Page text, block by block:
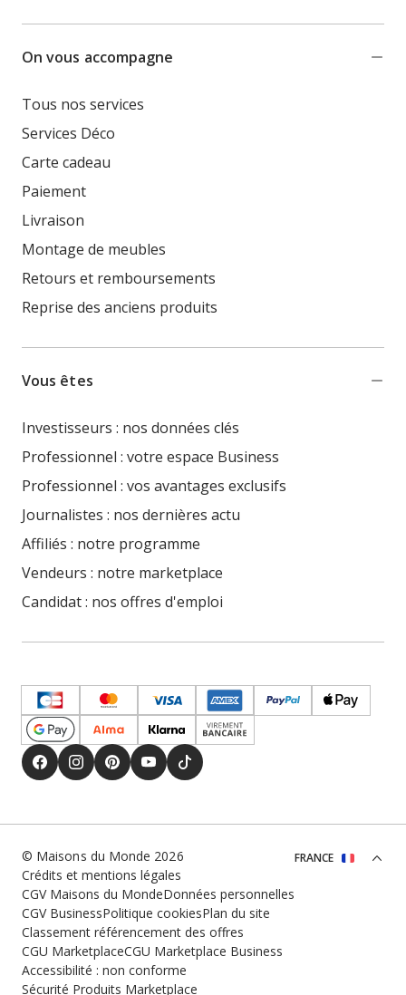
On vous accompagne
Tous nos services
Services Déco
Carte cadeau
Paiement
Livraison
Montage de meubles
Retours et remboursements
Reprise des anciens produits
Vous êtes
Investisseurs : nos données clés
Professionnel : votre espace Business
Professionnel : vos avantages exclusifs
Journalistes : nos dernières actu
Affiliés : notre programme
Vendeurs : notre marketplace
Candidat : nos offres d'emploi
© Maisons du Monde 2026
Crédits et mentions légales
CGV Maisons du MondeDonnées personnelles
CGV BusinessPolitique cookiesPlan du site
Classement référencement des offres
CGU MarketplaceCGU Marketplace Business
Accessibilité : non conforme
Sécurité Produits Marketplace
FRANCE